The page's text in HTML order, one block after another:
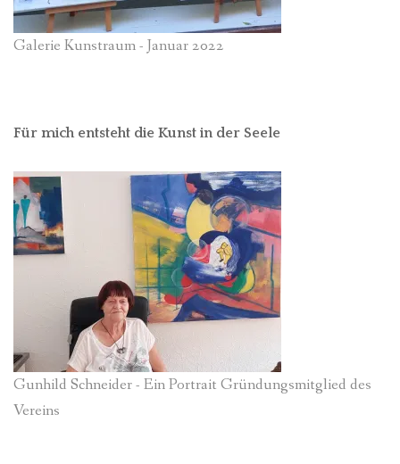
Galerie Kunstraum - Januar 2022
Für mich entsteht die Kunst in der Seele
Gunhild Schneider - Ein Portrait Gründungsmitglied des
Vereins